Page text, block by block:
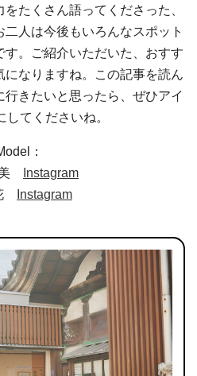
たくさん語ってくださった、
人は今後もいろんなスポット
す。ご紹介いただいた、おすす
なりますね。この記事を読ん
きたいと思ったら、ぜひアイ
てくださいね。
：
Instagram
Instagram